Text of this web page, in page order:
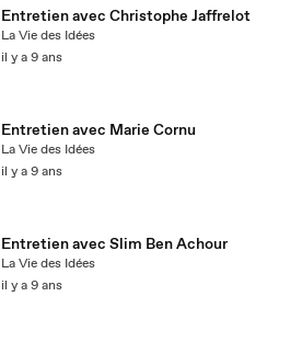
Entretien avec Christophe Jaffrelot
La Vie des Idées
il y a 9 ans
Entretien avec Marie Cornu
La Vie des Idées
il y a 9 ans
Entretien avec Slim Ben Achour
La Vie des Idées
il y a 9 ans